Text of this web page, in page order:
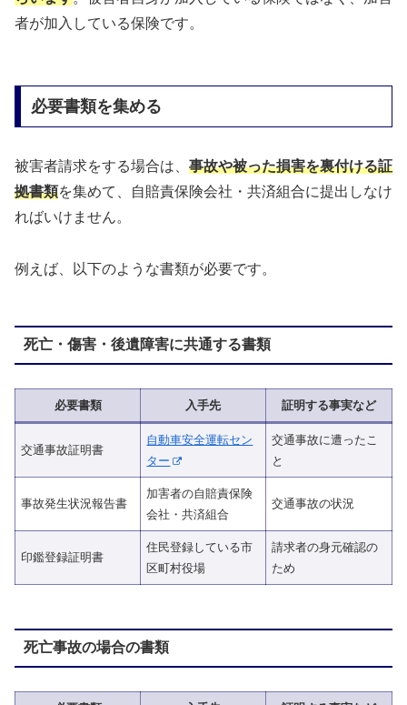
者が加入している保険です。
必要書類を集める
被害者請求をする場合は、 事故や被った損害を裏付ける証
拠書類を集めて、自賠責保険会社・共済組合に提出しなけ
ればいけません。
例えば、以下のような書類が必要です。
死亡・傷害・後遺障害に共通する書類
必要書類 入手先 証明する事実など
交通事故証明書
自動車安全運転セン
ター
交通事故に遭ったこ
と
事故発生状況報告書
加害者の自賠責保険
会社・共済組合
交通事故の状況
印鑑登録証明書
住民登録している市
区町村役場
請求者の身元確認の
ため
死亡事故の場合の書類